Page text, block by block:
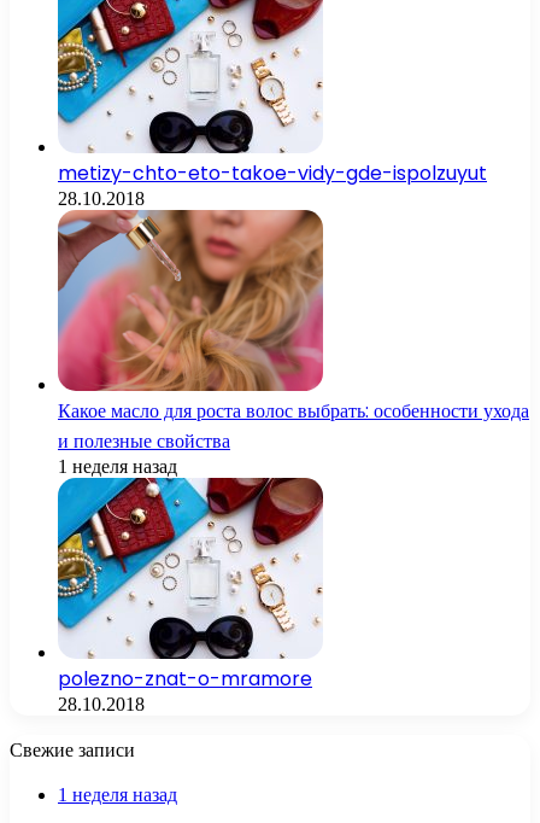
metizy-chto-eto-takoe-vidy-gde-ispolzuyut
28.10.2018
Какое масло для роста волос выбрать: особенности ухода
и полезные свойства
1 неделя назад
polezno-znat-o-mramore
28.10.2018
Свежие записи
1 неделя назад